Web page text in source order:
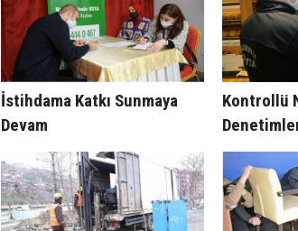
İstihdama Katkı Sunmaya
Devam
Kontrollü
Sürüyor